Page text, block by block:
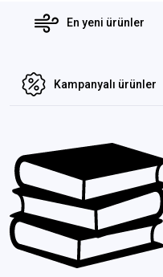
En yeni ürünler
Kampanyalı ürünler